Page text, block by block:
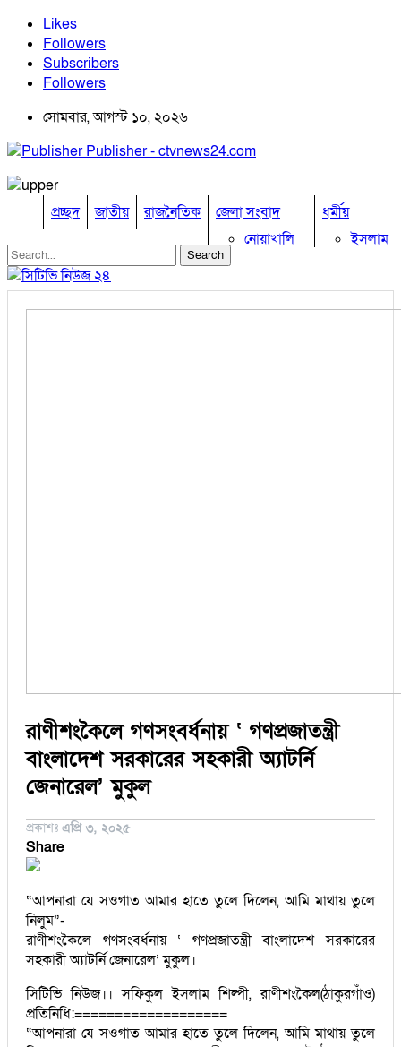
Likes
Followers
Subscribers
Followers
সোমবার, আগস্ট ১০, ২০২৬
Publisher - ctvnews24.com
প্রচ্ছদ জাতীয় রাজনৈতিক
জেলা সংবাদ
নোয়াখালি
ধর্মীয়
ইসলাম
রাণীশংকৈলে গণসংবর্ধনায় ‘ গণপ্রজাতন্ত্রী
বাংলাদেশ সরকারের সহকারী অ্যাটর্নি
জেনারেল’ মুকুল
প্রকাশঃ এপ্রি ৩, ২০২৫
Share
“আপনারা যে সওগাত আমার হাতে তুলে দিলেন, আমি মাথায় তুলে
নিলুম”-
রাণীশংকৈলে গণসংবর্ধনায় ‘ গণপ্রজাতন্ত্রী বাংলাদেশ সরকারের
সহকারী অ্যাটর্নি জেনারেল’ মুকুল।
সিটিভি নিউজ।। সফিকুল ইসলাম শিল্পী, রাণীশংকৈল(ঠাকুরগাঁও)
প্রতিনিধি:===================
“আপনারা যে সওগাত আমার হাতে তুলে দিলেন, আমি মাথায় তুলে